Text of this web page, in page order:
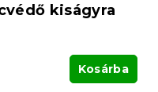
kiságyra
Kosárba